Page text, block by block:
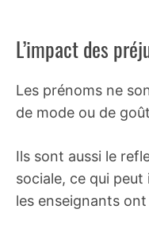
L’impact des
Les prénoms ne
de mode ou de
Ils sont aussi le
sociale, ce qui
les enseignants